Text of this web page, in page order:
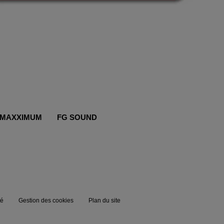
FG SOUND
Gestion des cookies Plan du site